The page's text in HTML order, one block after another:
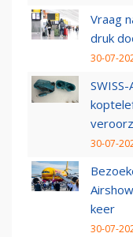
Vraag
druk
30-07-
30-07-
keer
30-07-